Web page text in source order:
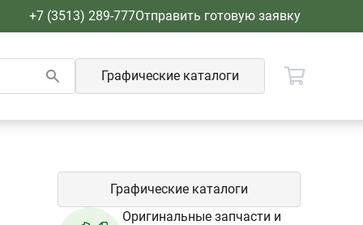
+7 (3513) 289-777Отправить готовую заявку
Графические каталоги
Графические каталоги
Оригинальные запчасти и